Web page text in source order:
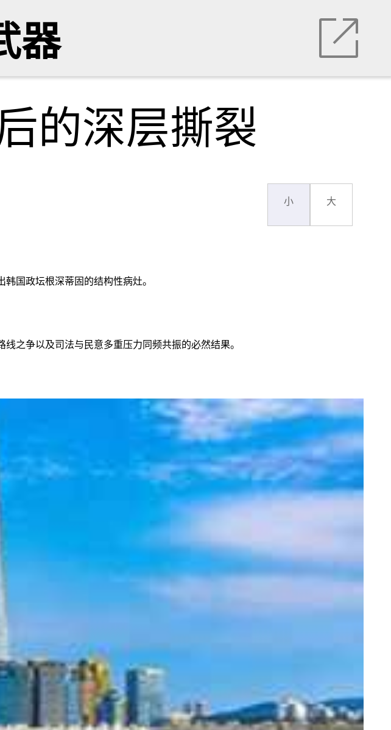
器
的深层撕裂
小 大
国政坛根深蒂固的结构性病灶。
之争以及司法与民意多重压力同频共振的必然结果。